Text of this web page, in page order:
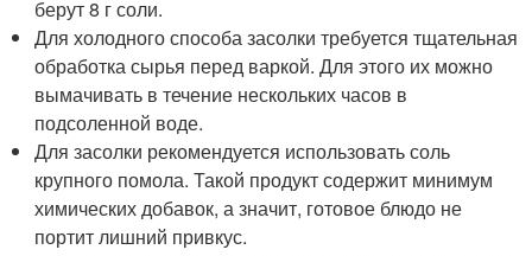
берут 8 г соли.
Для холодного способа засолки требуется тщательная
обработка сырья перед варкой. Для этого их можно
вымачивать в течение нескольких часов в
подсоленной воде.
Для засолки рекомендуется использовать соль
крупного помола. Такой продукт содержит минимум
химических добавок, а значит, готовое блюдо не
портит лишний привкус.